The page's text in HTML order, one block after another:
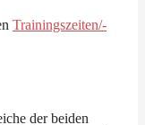
Trainingszeiten/-
der beiden